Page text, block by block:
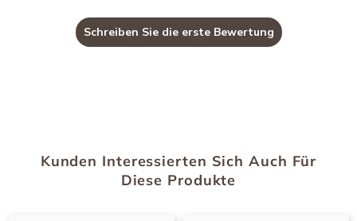
Schreiben Sie die erste Bewertung
Kunden Interessierten Sich Auch Für
Diese Produkte